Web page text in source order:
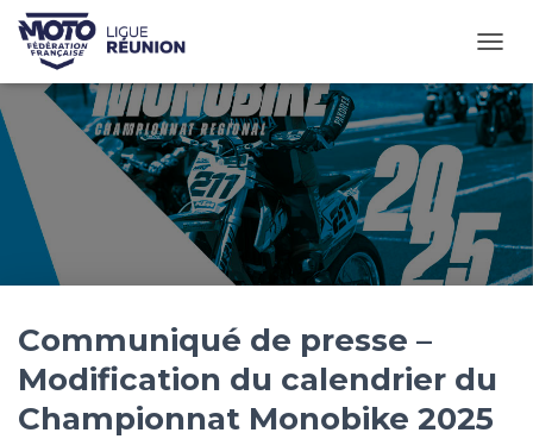
Communiqué de presse –
Modification du calendrier du
Championnat Monobike 2025